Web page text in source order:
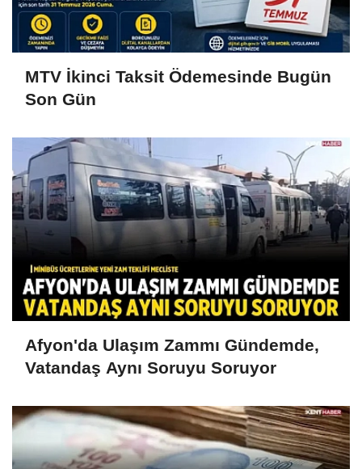
MTV İkinci Taksit Ödemesinde Bugün
Son Gün
Afyon'da Ulaşım Zammı Gündemde,
Vatandaş Aynı Soruyu Soruyor